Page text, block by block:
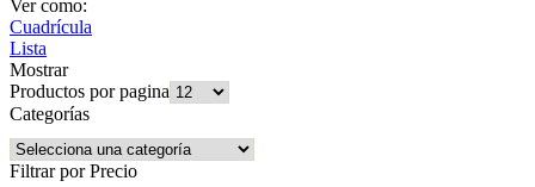
Ver como:
Cuadrícula
Lista
Mostrar
Productos por pagina
Categorías
Filtrar por Precio